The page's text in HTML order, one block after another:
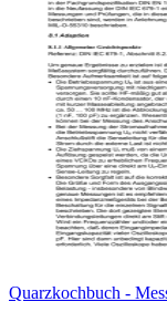
Quarzkochbuch -